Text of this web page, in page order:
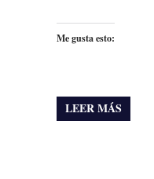
Me gusta esto:
LEER MÁS